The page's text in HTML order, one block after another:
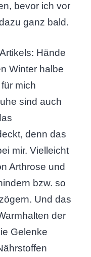
bevor ich vor
ganz bald.
Hände
Winter halbe
mich
sind auch
denn das
mir. Vielleicht
Arthrose und
bzw. so
Und das
der
Gelenke